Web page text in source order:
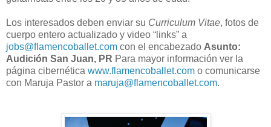
Los interesados deben enviar su Curriculum Vitae, fotos de
cuerpo entero actualizado y video “links” a
jobs@flamencoballet.com con el encabezado Asunto:
Audición San Juan, PR Para mayor información ver la
página cibernética www.flamencoballet.com o comunicarse
con Maruja Pastor a maruja@flamencoballet.com.